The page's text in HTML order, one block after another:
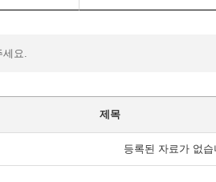
세요.
제목
등록된 자료가 없습